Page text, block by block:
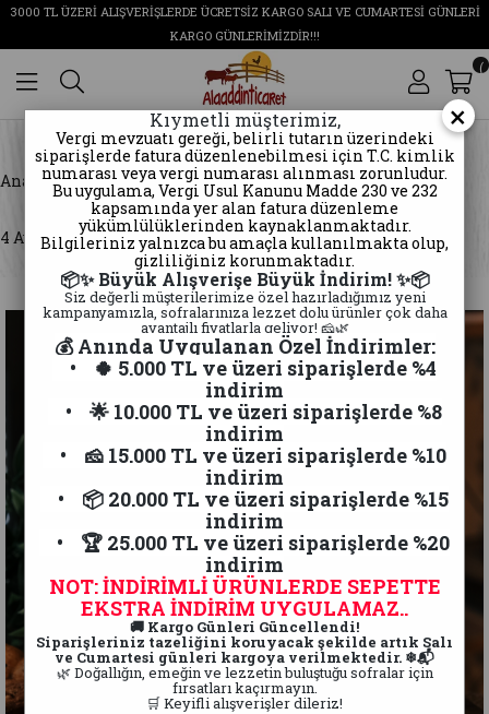
3000 TL ÜZERİ ALIŞVERİŞLERDE ÜCRETSİZ KARGO SALI VE CUMARTESİ GÜNLERİ
KARGO GÜNLERİMİZDİR!!!
Anasayfa Kars Eski Kaşar Peyniri
4 Ay Dinlendirilmiş Eski Kaşar 1 Kg
×
Kıymetli müşterimiz,
Vergi mevzuatı gereği, belirli tutarın üzerindeki
siparişlerde fatura düzenlenebilmesi için T.C. kimlik
numarası veya vergi numarası alınması zorunludur.
Bu uygulama, Vergi Usul Kanunu Madde 230 ve 232
kapsamında yer alan fatura düzenleme
yükümlülüklerinden kaynaklanmaktadır.
Bilgileriniz yalnızca bu amaçla kullanılmakta olup,
gizliliğiniz korunmaktadır.
📦✨ Büyük Alışverişe Büyük İndirim! ✨📦
Siz değerli müşterilerimize özel hazırladığımız yeni
kampanyamızla, sofralarınıza lezzet dolu ürünler çok daha
avantajlı fiyatlarla geliyor! 🧀🌿
💰 Anında Uygulanan Özel İndirimler:
• 🍀 5.000 TL ve üzeri siparişlerde %4
indirim
• 🌟 10.000 TL ve üzeri siparişlerde %8
indirim
• 🧀 15.000 TL ve üzeri siparişlerde %10
indirim
• 📦 20.000 TL ve üzeri siparişlerde %15
indirim
• 🏆 25.000 TL ve üzeri siparişlerde %20
indirim
NOT: İNDİRİMLİ ÜRÜNLERDE SEPETTE
EKSTRA İNDİRİM UYGULAMAZ..
🚚 Kargo Günleri Güncellendi!
Siparişleriniz tazeliğini koruyacak şekilde artık Salı
ve Cumartesi günleri kargoya verilmektedir. ❄📬
🌿 Doğallığın, emeğin ve lezzetin buluştuğu sofralar için
fırsatları kaçırmayın.
🛒 Keyifli alışverişler dileriz!